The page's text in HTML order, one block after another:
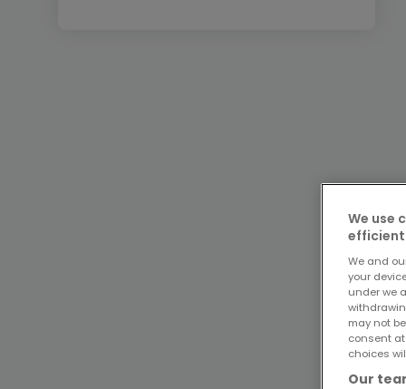
We use
We and
your
under we
may not
consent
choices
Our